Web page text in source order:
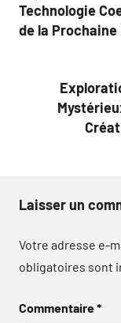
l’article
Technologie
de la Prochaine
Laisser un
Votre adresse e-
obligatoires sont
Commentaire*